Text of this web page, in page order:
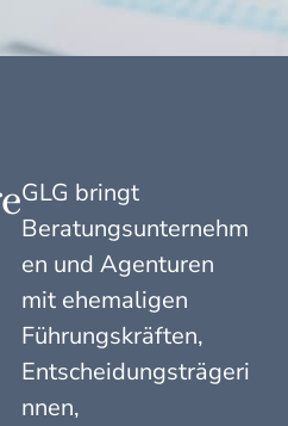
GLG bringt
Beratungsunternehm
en und Agenturen
mit ehemaligen
Führungskräften,
Entscheidungsträgeri
nnen,